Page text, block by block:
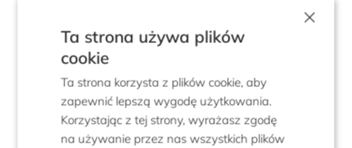
Sukienka na kolację firmową: jak
wybrać?
Jeśli nie masz jeszcze pomysłu, jak miałaby
wyglądać idealna sukienka na firmową
kolację, zacznij od określenia swojego typu
sylwetki i dobierz fason, w którym będziesz
×
Ta strona używa plików
cookie
Ta strona korzysta z plików cookie, aby
zapewnić lepszą wygodę użytkowania.
Korzystając z tej strony, wyrażasz zgodę
na używanie przez nas wszystkich plików